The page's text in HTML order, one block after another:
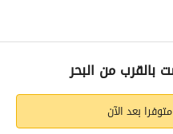
بالقرب من البحر
بعد الآن